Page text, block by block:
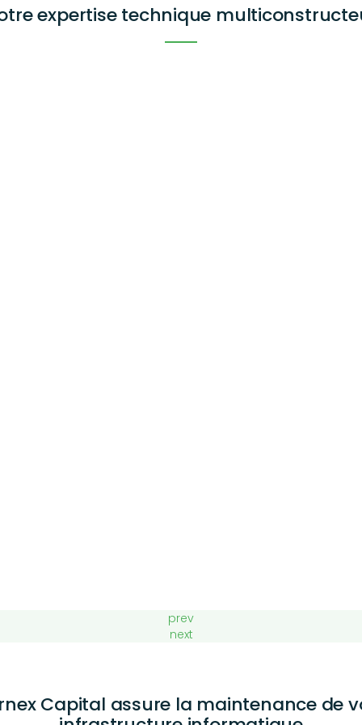
expertise technique
prev
next
Capital assure la maintenance de